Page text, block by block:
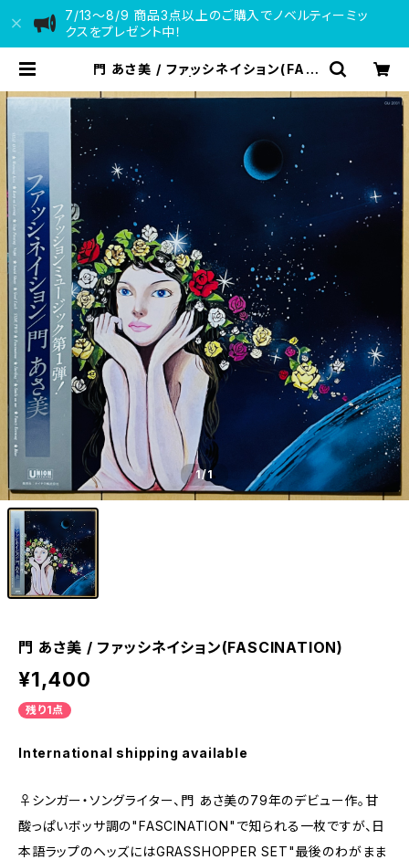
7/13〜8/9 商品3点以上のご購入でノベルティーミッ
クスをプレゼント中！
門 あさ美 / ファッシネイション(FAS
1/1
門 あさ美 / ファッシネイション(FASCINATION)
¥1,400
残り1点
International shipping available
♀シンガー・ソングライター、門 あさ美の79年のデビュー作。甘
酸っぱいボッサ調の"FASCINATION"で知られる一枚ですが、日
本語ラップのヘッズにはGRASSHOPPER SET"最後のわがまま